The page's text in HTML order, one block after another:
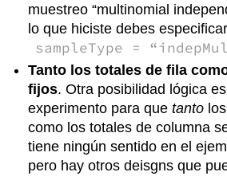
muestreo “multinomial
lo que hiciste debes especificar
sampleType =
Tanto los totales de fila
fijos. Otra posibilidad lógica
experimento para quetanto
como los totales de columna
tiene ningún sentido en el
pero hay otros deisgns que